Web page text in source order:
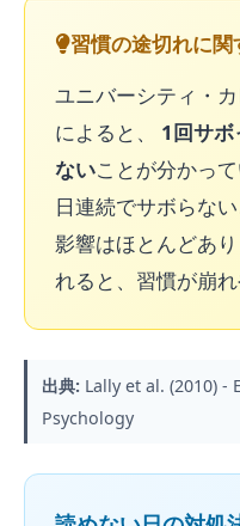
習慣の途切れに関
ユニバーシティ・
によると、 1回サ
ないことが分かっ
日連続でサボらな
影響はほとんどあ
れると、習慣が崩れ
出典: Lally et al. (2010) -
Psychology